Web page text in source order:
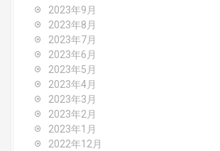
2023年9月
2023年8月
2023年7月
2023年6月
2023年5月
2023年4月
2023年3月
2023年2月
2023年1月
2022年12月